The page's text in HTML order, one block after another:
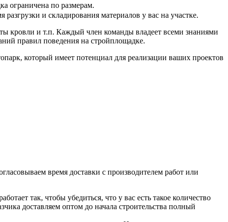
ограничена по размерам.
и складирования материалов у вас на участке.
кровли и т.п. Каждый член команды владеет всеми знаниями
правил поведения на стройплощадке.
который имеет потенциал для реализации ваших проектов
время доставки с производителем работ или
так, чтобы убедиться, что у вас есть такое количество
доставляем оптом до начала строительства полный